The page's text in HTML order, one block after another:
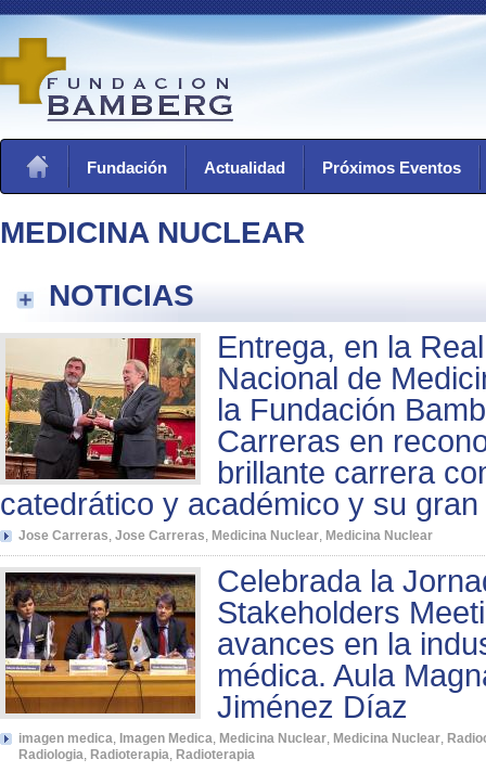
Fundación Actualidad Próximos Eventos
MEDICINA NUCLEAR
NOTICIAS
Entrega, en la
Nacional de
la Fundación
Carreras en
brillante carrera
catedrático y académico y su
Jose Carreras Jose Carreras Medicina Nuclear Medicina Nuclear
Celebrada la
Stakeholders
avances en la
médica. Aula
Jiménez Díaz
imagen medica Imagen Medica Medicina Nuclear Medicina Nuclear
Radiologia Radioterapia Radioterapia